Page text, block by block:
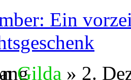
Ein
Gilda » 2.